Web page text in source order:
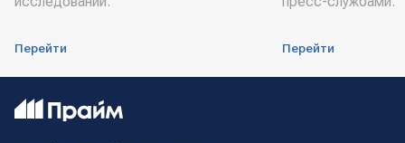
Перейти Перейти